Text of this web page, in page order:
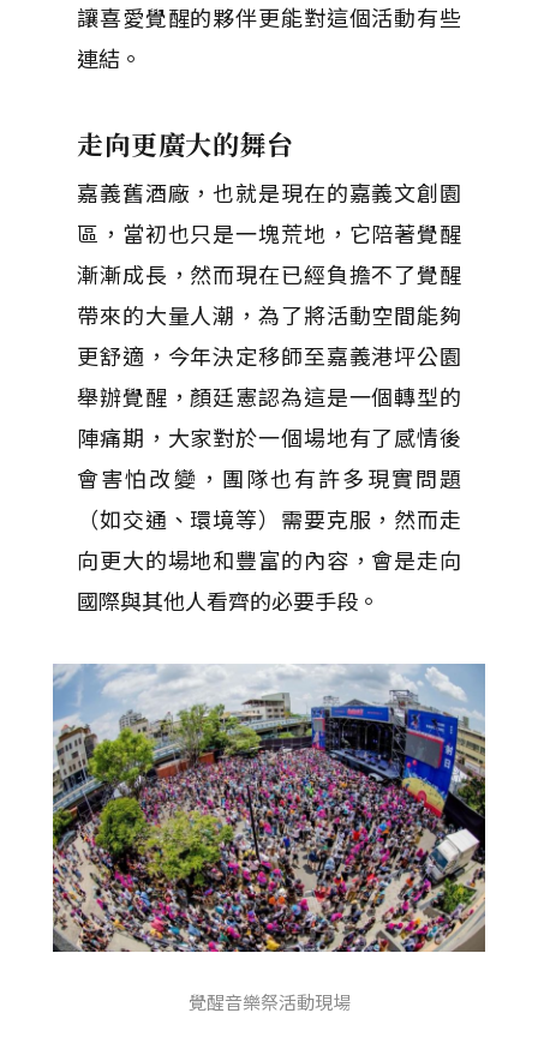
讓喜愛覺醒的夥伴更能對這個活動有些
連結。
走向更廣大的舞台
嘉義舊酒廠，也就是現在的嘉義文創園
區，當初也只是一塊荒地，它陪著覺醒
漸漸成長，然而現在已經負擔不了覺醒
帶來的大量人潮，為了將活動空間能夠
更舒適，今年決定移師至嘉義港坪公園
舉辦覺醒，顏廷憲認為這是一個轉型的
陣痛期，大家對於一個場地有了感情後
會害怕改變，團隊也有許多現實問題
（如交通、環境等）需要克服，然而走
向更大的場地和豐富的內容，會是走向
國際與其他人看齊的必要手段。
覺醒音樂祭活動現場